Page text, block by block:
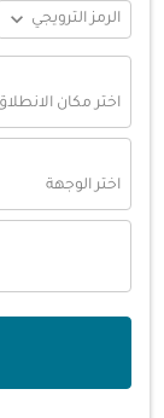
الرمز الترويجي expand_more
اختر مكان
اختر الوجهة